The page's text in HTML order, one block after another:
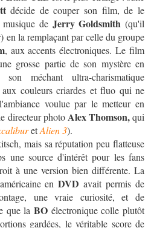
décide de couper son film, de le
de Jerry Goldsmith (qu'il
en la remplaçant par celle du groupe
, aux accents électroniques. Le film
grosse partie de son mystère en
méchant ultra-charismatique
aux couleurs criardes et fluo qui ne
voulue par le metteur en
directeur photoAlex Thomson,qui
etAlien 3).
mais sa réputation peu flatteuse
une source d'intérêt pour les fans
à une version bien différente. La
enDVD avait permis de
une vraie curiosité, et de
que la BO électronique colle plutôt
gardées, le véritable score de